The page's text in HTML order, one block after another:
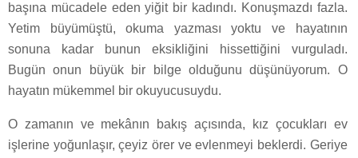
başına mücadele eden yiğit bir kadındı. Konuşmazdı fazla.
Yetim büyümüştü, okuma yazması yoktu ve hayatının
sonuna kadar bunun eksikliğini hissettiğini vurguladı.
Bugün onun büyük bir bilge olduğunu düşünüyorum. O
hayatın mükemmel bir okuyucusuydu.
O zamanın ve mekânın bakış açısında, kız çocukları ev
işlerine yoğunlaşır, çeyiz örer ve evlenmeyi beklerdi. Geriye